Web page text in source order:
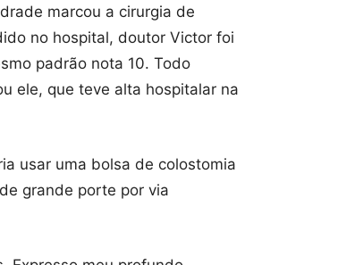
marcou a cirurgia de
no hospital, doutor Victor foi
padrão nota 10. Todo
ele, que teve alta hospitalar na
usar uma bolsa de colostomia
grande porte por via